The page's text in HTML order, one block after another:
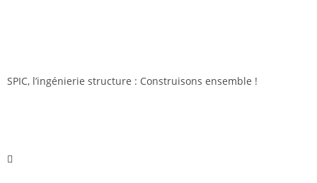
SPIC, l’ingénierie structure : Construisons ensemble !